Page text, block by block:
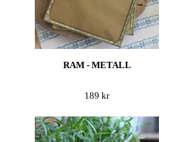
RAM - METALL
189 kr